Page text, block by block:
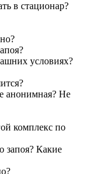
в стационар?
условиях?
анонимная? Не
комплекс по
запоя? Какие